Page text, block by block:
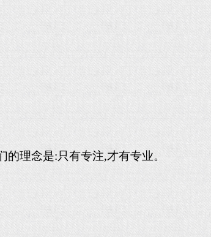
理念是:只有专注,才有专业。